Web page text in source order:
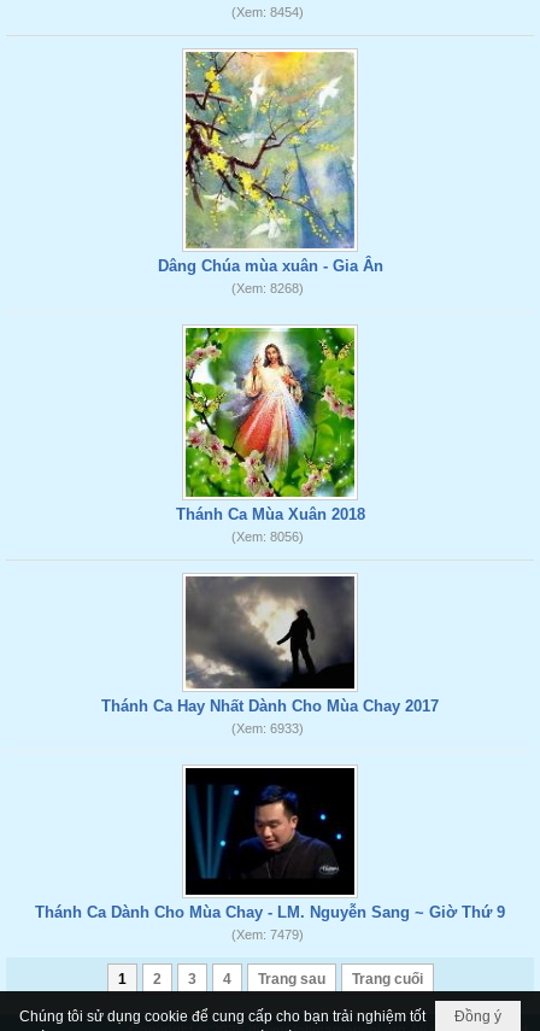
(Xem: 8454)
Dâng Chúa mùa xuân - Gia Ân
(Xem: 8268)
Thánh Ca Mùa Xuân 2018
(Xem: 8056)
Thánh Ca Hay Nhất Dành Cho Mùa Chay 2017
(Xem: 6933)
Thánh Ca Dành Cho Mùa Chay - LM. Nguyễn Sang ~ Giờ Thứ 9
(Xem: 7479)
1 2 3 4 Trang sau Trang cuối
Đồng ý
Chúng tôi sử dụng cookie để cung cấp cho bạn trải nghiệm tốt